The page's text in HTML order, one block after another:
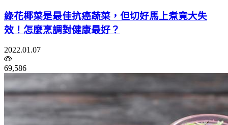
綠花椰菜是最佳抗癌蔬菜，但切好馬上煮竟大失
效！怎麼烹調對健康最好？
2022.01.07
69,586